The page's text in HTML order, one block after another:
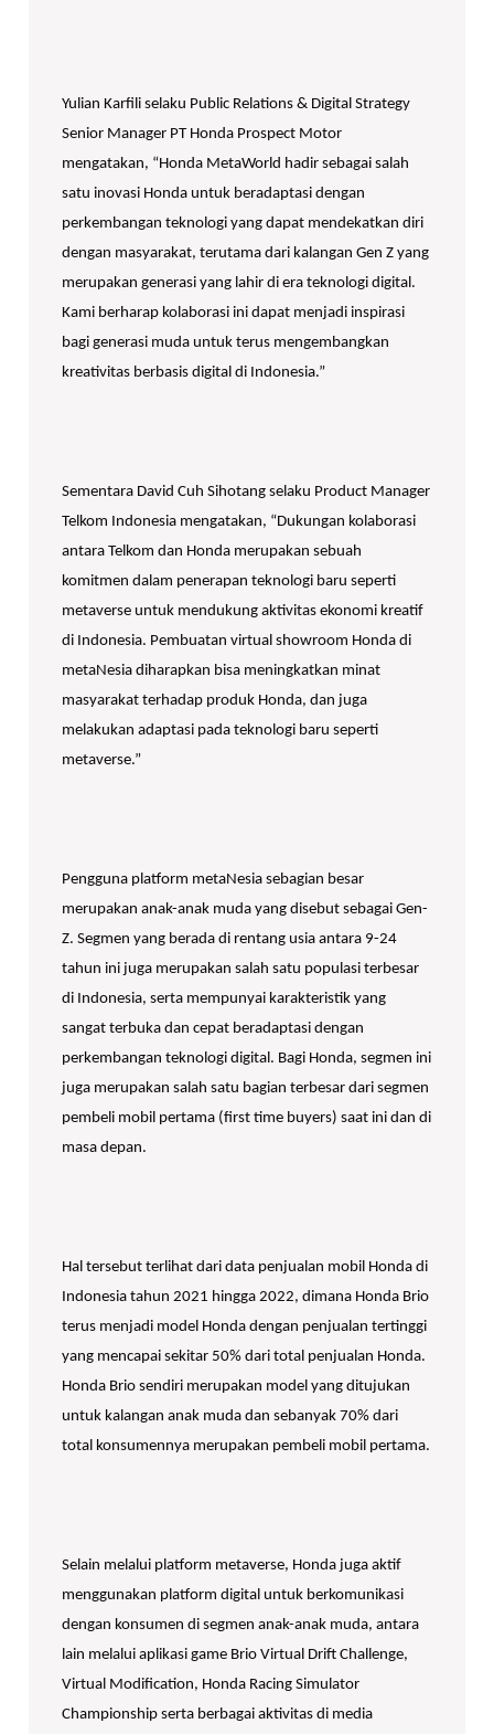
Yulian Karfili selaku Public Relations & Digital Strategy
Senior Manager PT Honda Prospect Motor
mengatakan, “Honda MetaWorld hadir sebagai salah
satu inovasi Honda untuk beradaptasi dengan
perkembangan teknologi yang dapat mendekatkan diri
dengan masyarakat, terutama dari kalangan Gen Z yang
merupakan generasi yang lahir di era teknologi digital.
Kami berharap kolaborasi ini dapat menjadi inspirasi
bagi generasi muda untuk terus mengembangkan
kreativitas berbasis digital di Indonesia.”
Sementara David Cuh Sihotang selaku Product Manager
Telkom Indonesia mengatakan, “Dukungan kolaborasi
antara Telkom dan Honda merupakan sebuah
komitmen dalam penerapan teknologi baru seperti
metaverse untuk mendukung aktivitas ekonomi kreatif
di Indonesia. Pembuatan virtual showroom Honda di
metaNesia diharapkan bisa meningkatkan minat
masyarakat terhadap produk Honda, dan juga
melakukan adaptasi pada teknologi baru seperti
metaverse.”
Pengguna platform metaNesia sebagian besar
merupakan anak-anak muda yang disebut sebagai Gen-
Z. Segmen yang berada di rentang usia antara 9-24
tahun ini juga merupakan salah satu populasi terbesar
di Indonesia, serta mempunyai karakteristik yang
sangat terbuka dan cepat beradaptasi dengan
perkembangan teknologi digital. Bagi Honda, segmen ini
juga merupakan salah satu bagian terbesar dari segmen
pembeli mobil pertama (first time buyers) saat ini dan di
masa depan.
Hal tersebut terlihat dari data penjualan mobil Honda di
Indonesia tahun 2021 hingga 2022, dimana Honda Brio
terus menjadi model Honda dengan penjualan tertinggi
yang mencapai sekitar 50% dari total penjualan Honda.
Honda Brio sendiri merupakan model yang ditujukan
untuk kalangan anak muda dan sebanyak 70% dari
total konsumennya merupakan pembeli mobil pertama.
Selain melalui platform metaverse, Honda juga aktif
menggunakan platform digital untuk berkomunikasi
dengan konsumen di segmen anak-anak muda, antara
lain melalui aplikasi game Brio Virtual Drift Challenge,
Virtual Modification, Honda Racing Simulator
Championship serta berbagai aktivitas di media